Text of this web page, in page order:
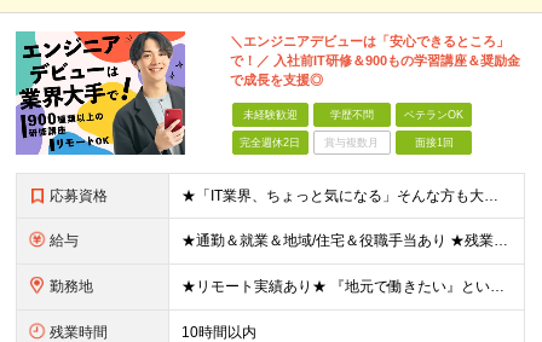
＼エンジニアデビューは「安心できるところ」
で！／ 入社前IT研修＆900もの学習講座＆奨励金
で成長を支援◎
未経験歓迎 学歴不問 ベテランOK
完全週休2日 賞与複数月 面接1回
応募資格 ★「IT業界、ちょっと気になる」そんな方も大歓迎！ ■学歴不問 ■未経験・第二新卒歓迎 ■知識・経験はこれから身につけていければOK！ □■ステップアップ■□ 社内システム開発やインフラ構築などジャ
給与 ★通勤＆就業＆地域/住宅＆役職手当あり ★残業代は全額支給 ★選べる給与制度あり！ ■東京・神奈川・千葉・埼玉勤務の場合 月給24.5万円～55万円＋諸手当 （残業代は全額支給） (20,000円の
勤務地 ★リモート実績あり★ 『地元で働きたい』という希望に、業界トップクラス約7,000件の取引事業所数、90,000件以上のプロジェクトから検討をいたします。 全国の取引先での就業となります（沖縄を除
残業時間 10時間以内